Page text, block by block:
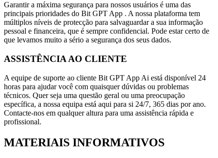
Garantir a máxima segurança para nossos usuários é uma das
principais prioridades do Bit GPT App . A nossa plataforma tem
múltiplos níveis de protecção para salvaguardar a sua informação
pessoal e financeira, que é sempre confidencial. Pode estar certo de
que levamos muito a sério a segurança dos seus dados.
ASSISTÊNCIA AO CLIENTE
A equipe de suporte ao cliente Bit GPT App Ai está disponível 24
horas para ajudar você com quaisquer dúvidas ou problemas
técnicos. Quer seja uma questão geral ou uma preocupação
específica, a nossa equipa está aqui para si 24/7, 365 dias por ano.
Contacte-nos em qualquer altura para uma assistência rápida e
profissional.
MATERIAIS INFORMATIVOS